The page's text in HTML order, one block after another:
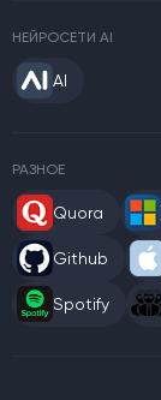
НЕЙРОСЕТИ AI
AI
РАЗНОЕ
Quora
Github
Spotify